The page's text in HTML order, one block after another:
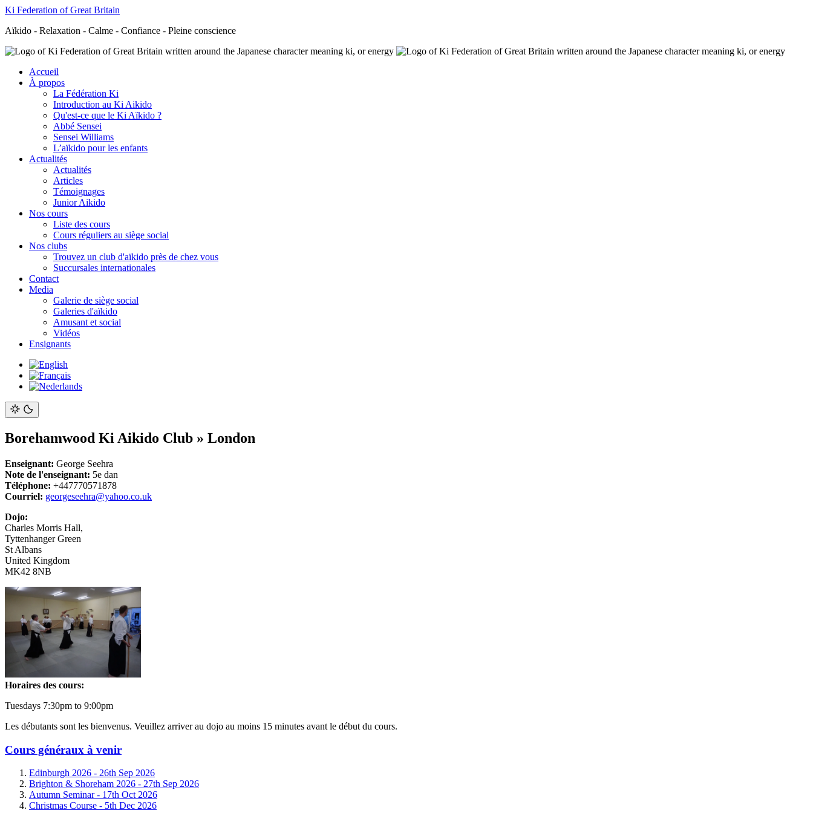
Ki Federation of Great Britain
Aïkido - Relaxation - Calme - Confiance - Pleine conscience
Accueil
À propos
La Fédération Ki
Introduction au Ki Aikido
Qu'est-ce que le Ki Aïkido ?
Abbé Sensei
Sensei Williams
L’aïkido pour les enfants
Actualités
Actualités
Articles
Témoignages
Junior Aikido
Nos cours
Liste des cours
Cours réguliers au siège social
Nos clubs
Trouvez un club d'aïkido près de chez vous
Succursales internationales
Contact
Media
Galerie de siège social
Galeries d'aïkido
Amusant et social
Vidéos
Ensignants
Borehamwood Ki Aikido Club » London
Enseignant: George Seehra
Note de l'enseignant: 5e dan
Téléphone: +447770571878
Courriel: georgeseehra@yahoo.co.uk
Dojo:
Charles Morris Hall,
Tyttenhanger Green
St Albans
United Kingdom
MK42 8NB
Horaires des cours:
Tuesdays 7:30pm to 9:00pm
Les débutants sont les bienvenus. Veuillez arriver au dojo au moins 15 minutes avant le début du cours.
Cours généraux à venir
Edinburgh 2026 - 26th Sep 2026
Brighton & Shoreham 2026 - 27th Sep 2026
Autumn Seminar - 17th Oct 2026
Christmas Course - 5th Dec 2026